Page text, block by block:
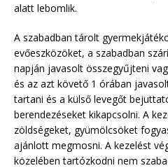
alatt lebomlik.
A szabadban tárolt
evőeszközöket, a szabadban
napján javasolt összegyűjteni
és az azt követő 1 órában
tartani és a külső levegőt
berendezéseket kikapcsolni. A
zöldségeket, gyümölcsöket
ajánlott megmosni. A kezelést
közelében tartózkodni nem